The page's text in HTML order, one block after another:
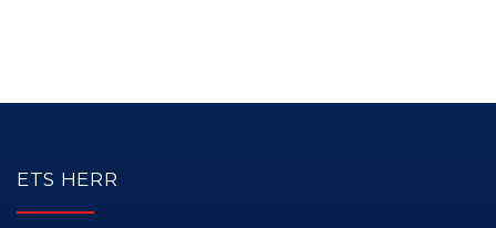
osmoseur
ETS HERR